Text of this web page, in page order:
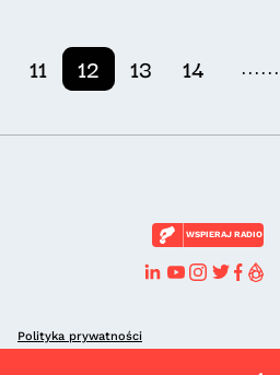
11 12 13 14
WSPIERAJ RADIO
Polityka prywatności